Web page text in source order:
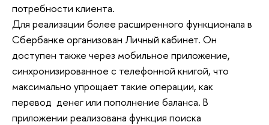
потребности клиента.
Для реализации более расширенного функционала в
Сбербанке организован Личный кабинет. Он
доступен также через мобильное приложение,
синхронизированное с телефонной книгой, что
максимально упрощает такие операции, как
перевод денег или пополнение баланса. В
приложении реализована функция поиска